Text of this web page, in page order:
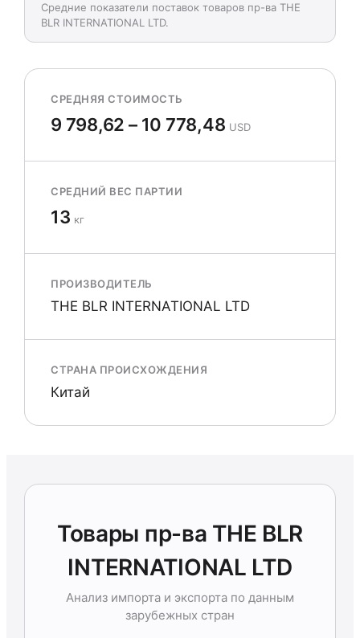
Средние показатели поставок товаров пр-ва THE
BLR INTERNATIONAL LTD.
СРЕДНЯЯ СТОИМОСТЬ
9 798,62 – 10 778,48 USD
СРЕДНИЙ ВЕС ПАРТИИ
13 кг
ПРОИЗВОДИТЕЛЬ
THE BLR INTERNATIONAL LTD
СТРАНА ПРОИСХОЖДЕНИЯ
Китай
Товары пр-ва THE BLR
INTERNATIONAL LTD
Анализ импорта и экспорта по данным
зарубежных стран